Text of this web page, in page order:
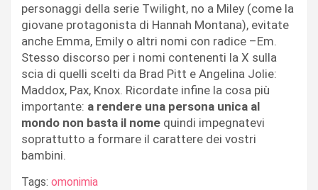
personaggi della serie Twilight, no a Miley (come la
giovane protagonista di Hannah Montana), evitate
anche Emma, Emily o altri nomi con radice –Em.
Stesso discorso per i nomi contenenti la X sulla
scia di quelli scelti da Brad Pitt e Angelina Jolie:
Maddox, Pax, Knox. Ricordate infine la cosa più
importante: a rendere una persona unica al
mondo non basta il nome quindi impegnatevi
soprattutto a formare il carattere dei vostri
bambini.
Tags: omonimia